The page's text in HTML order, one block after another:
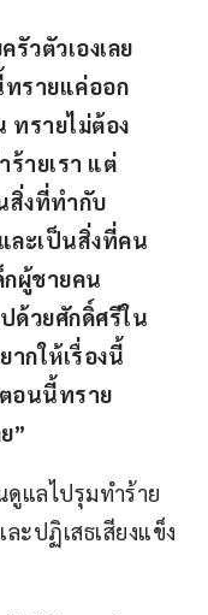
วตัวเองเลย
ทรายแค่ออก
ทรายไม่ต้อง
ายเรา แต่
สิ่งที่ทำกับ
ละเป็นสิ่งที่คน
กผู้ชายคน
ด้วยศักดิ์ศรีใน
กให้เรื่องนี้
อนนี้ทราย
”
แลไปรุมทำร้าย
ะปฏิเสธเสียงแข็ง